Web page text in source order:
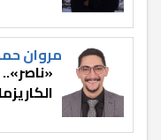
مروان